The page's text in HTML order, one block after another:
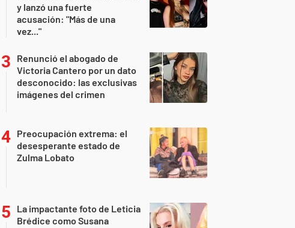
y lanzó una fuerte
acusación: "Más de una
vez..."
Renunció el abogado de
Victoria Cantero por un dato
desconocido: las exclusivas
imágenes del crimen
Preocupación extrema: el
desesperante estado de
Zulma Lobato
La impactante foto de Leticia
Brédice como Susana